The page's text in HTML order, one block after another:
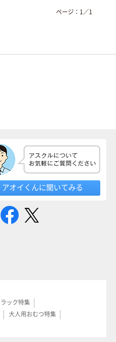
ページ： 1 ／1
アオイくんに聞いてみる
ラック特集
大人用おむつ特集